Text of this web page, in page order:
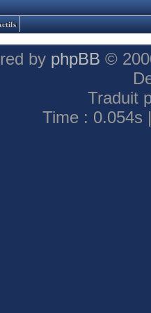
by phpBB ©
Traduit
Time : 0.054s